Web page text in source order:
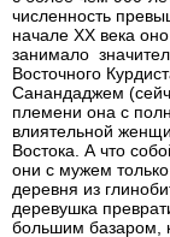
численность
начале XX века
занимало
Восточного
Санандаджем
племени она с
влиятельной
Востока. А что
они с мужем
деревня из
деревушка
большим базаром,